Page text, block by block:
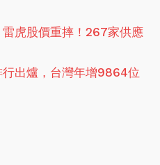
虎股價重摔！267家供應
出爐，台灣年增9864位